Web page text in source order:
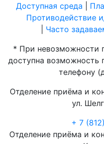
Доступная среда
Противодействие
Часто
* При невозможности
доступна возможность
телефону
Отделение приёма и
ул.
+ 7
Отделение приёма и